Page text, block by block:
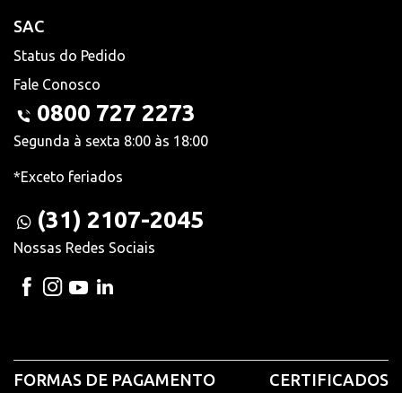
SAC
Status do Pedido
Fale Conosco
0800 727 2273
Segunda à sexta 8:00 às 18:00
*Exceto feriados
(31) 2107-2045
Nossas Redes Sociais
FORMAS DE PAGAMENTO CERTIFICADOS